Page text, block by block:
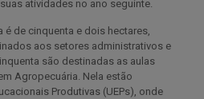
atividades no ano seguinte.
é de cinquenta e dois hectares,
aos setores administrativos e
são destinadas as aulas
Agropecuária. Nela estão
Produtivas (UEPs), onde